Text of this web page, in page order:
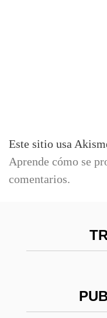
Este sitio usa
Aprende cómo se
comentarios.